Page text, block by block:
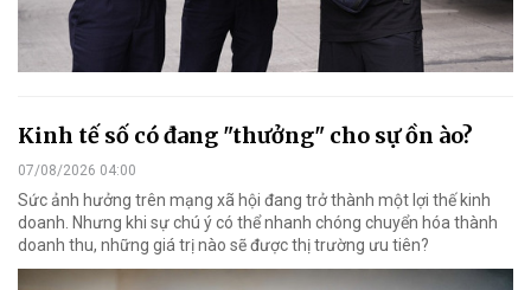
Kinh tế số có đang "thưởng" cho sự ồn ào?
07/08/2026 04:00
Sức ảnh hưởng trên mạng xã hội đang trở thành một lợi thế kinh
doanh. Nhưng khi sự chú ý có thể nhanh chóng chuyển hóa thành
doanh thu, những giá trị nào sẽ được thị trường ưu tiên?